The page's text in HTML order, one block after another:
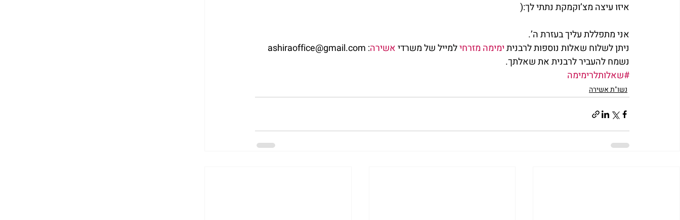
איזו עיצה מצ’וקמקת נתתי לך:(
אני מתפללת עליך בעזרת ה’.
ניתן לשלוח שאלות נוספות לרבנית ימימה מזרחי למייל של משרדי אשירה
נשמח להעביר לרבנית את שאלתך.
#שאלותלרימימה
נשו"ת אשירה